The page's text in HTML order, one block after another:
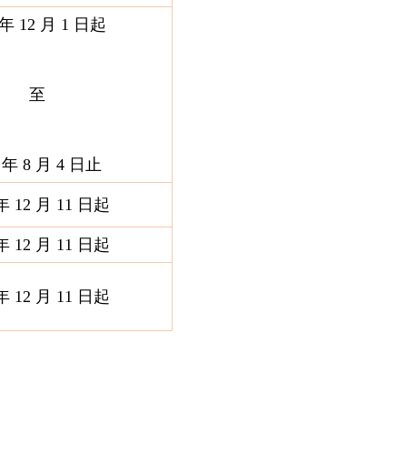
12 月 1 日起
至
8 月 4 日止
12 月 11 日起
12 月 11 日起
12 月 11 日起